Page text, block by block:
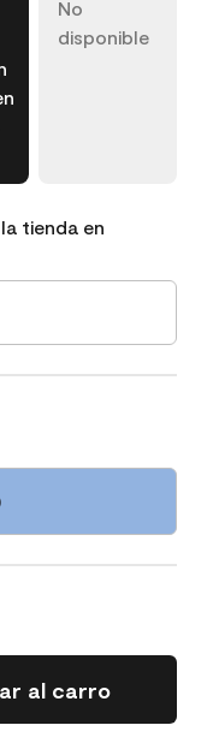
No
disponible
tienda en
al carro